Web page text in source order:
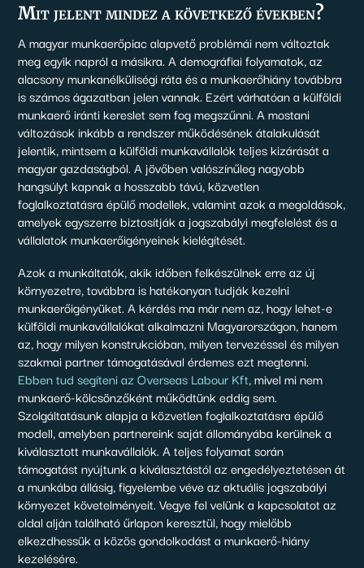
Mit jelent mindez a következő években?
A magyar munkaerőpiac alapvető problémái nem változtak
meg egyik napról a másikra. A demográfiai folyamatok, az
alacsony munkanélküliségi ráta és a munkaerőhiány továbbra
is számos ágazatban jelen vannak. Ezért várhatóan a külföldi
munkaerő iránti kereslet sem fog megszűnni. A mostani
változások inkább a rendszer működésének átalakulását
jelentik, mintsem a külföldi munkavállalók teljes kizárását a
magyar gazdaságból. A jövőben valószínűleg nagyobb
hangsúlyt kapnak a hosszabb távú, közvetlen
foglalkoztatásra épülő modellek, valamint azok a megoldások,
amelyek egyszerre biztosítják a jogszabályi megfelelést és a
vállalatok munkaerőigényeinek kielégítését.
Azok a munkáltatók, akik időben felkészülnek erre az új
környezetre, továbbra is hatékonyan tudják kezelni
munkaerőigényüket. A kérdés ma már nem az, hogy lehet-e
külföldi munkavállalókat alkalmazni Magyarországon, hanem
az, hogy milyen konstrukcióban, milyen tervezéssel és milyen
szakmai partner támogatásával érdemes ezt megtenni.
Ebben tud segíteni az Overseas Labour Kft, mivel mi nem
munkaerő-kölcsönzőként működtünk eddig sem.
Szolgáltatásunk alapja a közvetlen foglalkoztatásra épülő
modell, amelyben partnereink saját állományába kerülnek a
kiválasztott munkavállalók. A teljes folyamat során
támogatást nyújtunk a kiválasztástól az engedélyeztetésen át
a munkába állásig, figyelembe véve az aktuális jogszabályi
környezet követelményeit. Vegye fel velünk a kapcsolatot az
oldal alján található űrlapon keresztül, hogy mielőbb
elkezdhessük a közös gondolkodást a munkaerő-hiány
kezelésére.